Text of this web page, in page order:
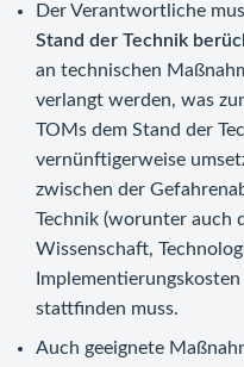
Der Verantwortliche
Stand der Technik
an technischen
verlangt werden, was
TOMs dem Stand der
vernünftigerweise
zwischen der
Technik (worunter auch
Wissenschaft,
stattfinden muss.
Auch geeignete